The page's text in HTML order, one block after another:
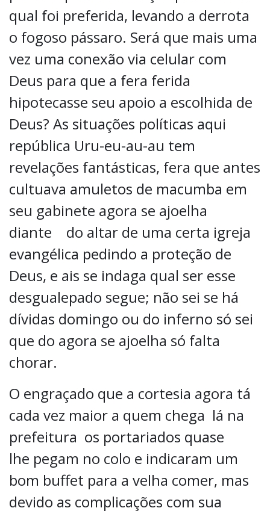
qual foi preferida, levando a derrota
o fogoso pássaro. Será que mais uma
vez uma conexão via celular com
Deus para que a fera ferida
hipotecasse seu apoio a escolhida de
Deus? As situações políticas aqui
república Uru-eu-au-au tem
revelações fantásticas, fera que antes
cultuava amuletos de macumba em
seu gabinete agora se ajoelha
diante do altar de uma certa igreja
evangélica pedindo a proteção de
Deus, e ais se indaga qual ser esse
desgualepado segue; não sei se há
dívidas domingo ou do inferno só sei
que do agora se ajoelha só falta
chorar.
O engraçado que a cortesia agora tá
cada vez maior a quem chega lá na
prefeitura os portariados quase
lhe pegam no colo e indicaram um
bom buffet para a velha comer, mas
devido as complicações com sua